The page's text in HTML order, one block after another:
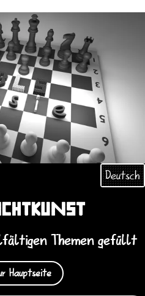
Deutsch
Themen gefüllt
Hauptseite